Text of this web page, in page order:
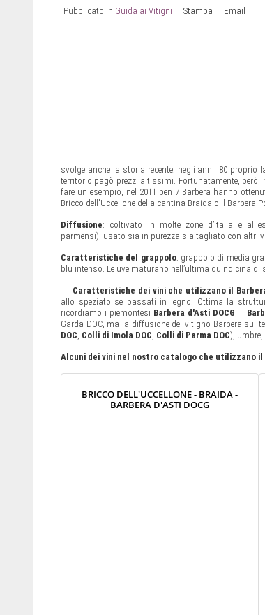
Pubblicato in Guida ai Vitigni Stampa Email
svolge anche la storia recente: negli anni '80 proprio
territorio pagò prezzi altissimi. Fortunatamente,
fare un esempio, nel 2011 ben 7 Barbera hanno
Bricco dell'Uccellone della cantina Braida o il Barbera
Diffusione: coltivato in molte zone d’Italia e
parmensi), usato sia in purezza sia tagliato con altri
Caratteristiche del grappolo: grappolo di media
blu intenso. Le uve maturano nell’ultima quindicina
Caratteristiche dei vini che utilizzano il
allo speziato se passati in legno. Ottima la
ricordiamo i piemontesi Barbera d'Asti DOCG, il
Garda DOC, ma la diffusione del vitigno Barbera sul
DOC, Colli di Imola DOC, Colli di Parma DOC),
Alcuni dei vini nel nostro catalogo che utilizzano il
BRICCO DELL'UCCELLONE - BRAIDA -
BARBERA D'ASTI DOCG